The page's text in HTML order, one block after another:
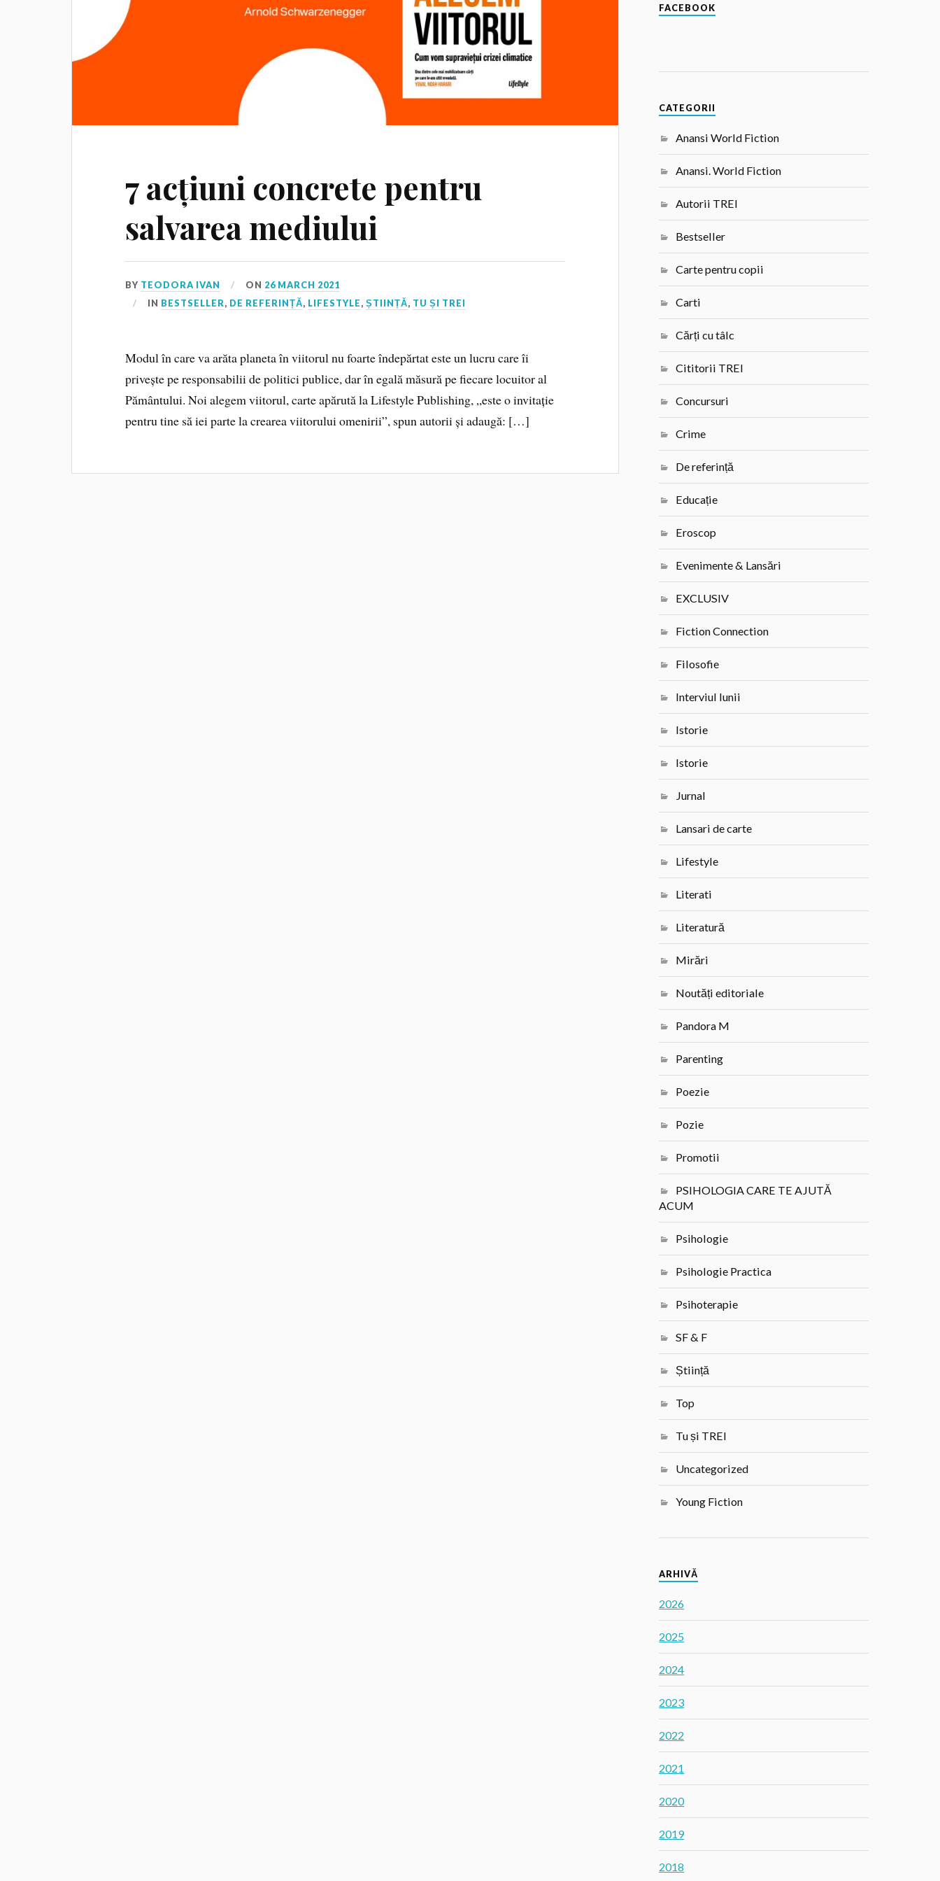
7 acțiuni concrete pentru
salvarea mediului
BY TEODORA IVAN ON 26 MARCH 2021
IN BESTSELLER, DE REFERINȚĂ, LIFESTYLE,ȘTIINȚĂ, TU ȘI TREI
Modul în care va arăta planeta în viitorul nu foarte îndepărtat este un lucru care îi
privește pe responsabilii de politici publice, dar în egală măsură pe fiecare locuitor al
Pământului. Noi alegem viitorul, carte apărută la Lifestyle Publishing, „este o invitație
pentru tine să iei parte la crearea viitorului omenirii”, spun autorii și adaugă: […]
FACEBOOK
CATEGORII
Anansi World Fiction
Anansi. World Fiction
Autorii TREI
Bestseller
Carte pentru copii
Carti
Cărți cu tâlc
Cititorii TREI
Concursuri
Crime
De referință
Educație
Eroscop
Evenimente & Lansări
EXCLUSIV
Fiction Connection
Filosofie
Interviul lunii
Istorie
Istorie
Jurnal
Lansari de carte
Lifestyle
Literati
Literatură
Mirări
Noutăți editoriale
Pandora M
Parenting
Poezie
Pozie
Promotii
PSIHOLOGIA CARE TE AJUTĂ
ACUM
Psihologie
Psihologie Practica
Psihoterapie
SF & F
Știință
Top
Tu și TREI
Uncategorized
Young Fiction
ARHIVĂ
2026
2025
2024
2023
2022
2021
2020
2019
2018